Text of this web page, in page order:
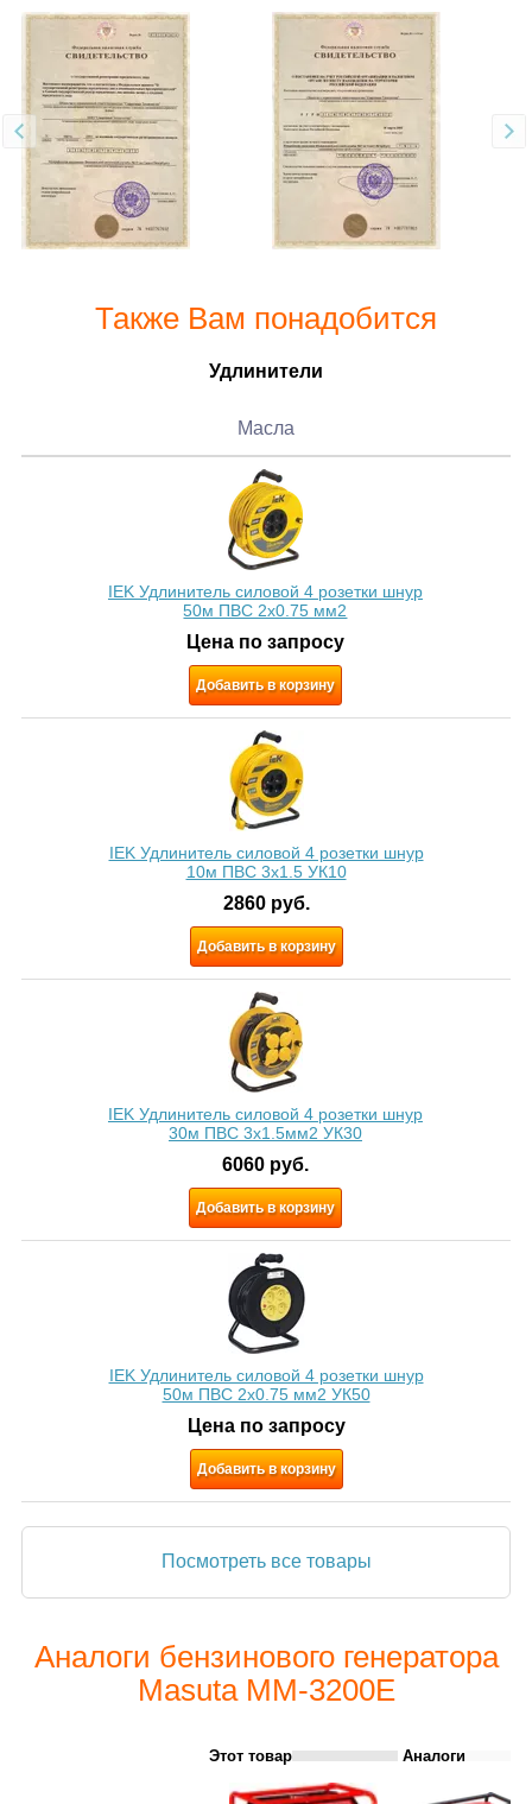
Также Вам понадобится
Удлинители
Масла
IEK Удлинитель силовой 4 розетки шнур
50м ПВС 2х0.75 мм2
Цена по запросу
Добавить в корзину
IEK Удлинитель силовой 4 розетки шнур
10м ПВС 3x1.5 УК10
2860 руб.
Добавить в корзину
IEK Удлинитель силовой 4 розетки шнур
30м ПВС 3х1.5мм2 УК30
6060 руб.
Добавить в корзину
IEK Удлинитель силовой 4 розетки шнур
50м ПВС 2х0.75 мм2 УК50
Цена по запросу
Добавить в корзину
Посмотреть все товары
Аналоги бензинового генератора
Masuta MM-3200E
Этот товар Аналоги